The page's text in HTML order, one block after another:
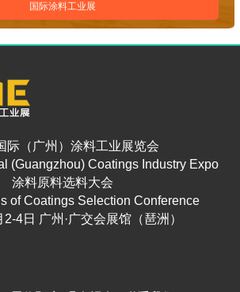
国际涂料工业展
际（广州）涂料工业展览会
(Guangzhou) Coatings Industry Expo
涂料原料选料大会
of Coatings Selection Conference
4日 广州·广交会展馆（琶洲）